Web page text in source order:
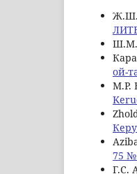
Ж.Ш.
Ш.М.
ой-
М.Р.
75 №
Г.С.